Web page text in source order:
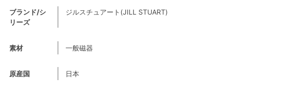
ブランド/シ
リーズ
ジルスチュアート(JILL STUART)
素材 一般磁器
原産国 日本